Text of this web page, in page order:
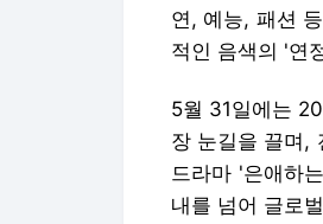
연, 예능, 패션
적인 음색의 '연
5월 31일에는
장 눈길을 끌며,
드라마 '은애하
내를 넘어 글로